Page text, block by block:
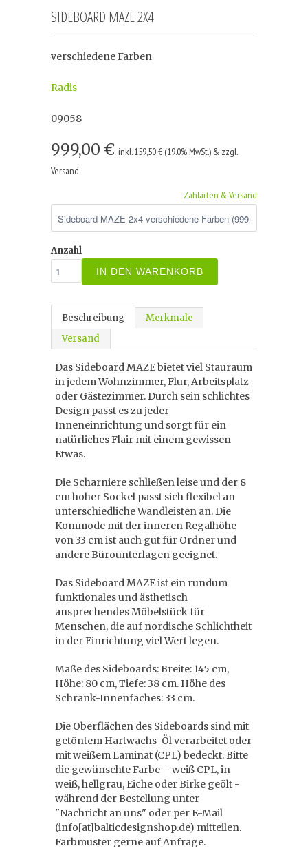
SIDEBOARD MAZE 2X4
verschiedene Farben
Radis
09058
999,00 € inkl. 159,50 € (19.0% MwSt.) & zzgl.
Versand
Zahlarten & Versand
Anzahl
IN DEN WARENKORB
Beschreibung
Merkmale
Versand
Das Sideboard MAZE bietet viel Stauraum
in jedem Wohnzimmer, Flur, Arbeitsplatz
oder Gästezimmer. Durch sein schlichtes
Design passt es zu jeder
Inneneinrichtung und sorgt für ein
natürliches Flair mit einem gewissen
Etwas.
Die Scharniere schließen leise und der 8
cm hoher Sockel passt sich flexibel an
unterschiedliche Wandleisten an. Die
Kommode mit der inneren Regalhöhe
von 33 cm ist auch gut für Ordner und
andere Bürounterlagen geeignet.
Das Sideboard MAZE ist ein rundum
funktionales und ästhetisch
ansprechendes Möbelstück für
Menschen, die auf nordische Schlichtheit
in der Einrichtung viel Wert legen.
Maße des Sideboards: Breite: 145 cm,
Höhe: 80 cm, Tiefe: 38 cm. Höhe des
Schrank-Innenfaches: 33 cm.
Die Oberflächen des Sideboards sind mit
getöntem Hartwachs-Öl verarbeitet oder
mit weißem Laminat (CPL) bedeckt. Bitte
die gewünschte Farbe – weiß CPL, in
weiß, hellgrau, Eiche oder Birke geölt -
während der Bestellung unter
"Nachricht an uns" oder per E-Mail
(info[at]balticdesignshop.de) mitteilen.
Farbmuster gerne auf Anfrage.